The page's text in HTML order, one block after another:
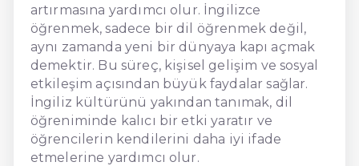
artırmasına yardımcı olur. İngilizce
öğrenmek, sadece bir dil öğrenmek değil,
aynı zamanda yeni bir dünyaya kapı açmak
demektir. Bu süreç, kişisel gelişim ve sosyal
etkileşim açısından büyük faydalar sağlar.
İngiliz kültürünü yakından tanımak, dil
öğreniminde kalıcı bir etki yaratır ve
öğrencilerin kendilerini daha iyi ifade
etmelerine yardımcı olur.